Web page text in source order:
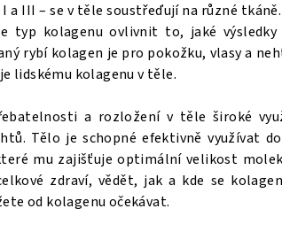
a III – se v těle soustřeďují na různé
typ kolagenu ovlivnit to, jaké
rybí kolagen je pro pokožku, vlasy a
lidskému kolagenu v těle.
a rozložení v těle široké
Tělo je schopné efektivně využívat
mu zajišťuje optimální velikost
zdraví, vědět, jak a kde se
od kolagenu očekávat.